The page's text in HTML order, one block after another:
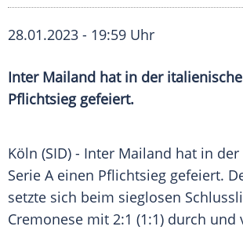
28.01.2023 - 19:59 Uhr
Inter Mailand hat in der
Pflichtsieg gefeiert.
Köln (SID) - Inter Mailand hat in
Serie A einen Pflichtsieg gefeiert.
setzte sich beim sieglosen
Cremonese mit 2:1 (1:1) durch und